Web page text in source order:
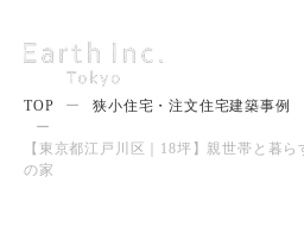
TOP ー 狭小住宅・注文住宅建築事例
ー
【東京都江戸川区｜18坪】親世帯と暮
の家